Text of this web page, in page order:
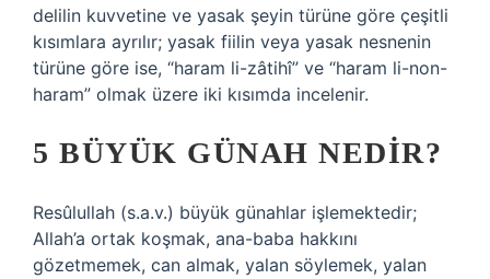
delilin kuvvetine ve yasak şeyin türüne göre çeşitli
kısımlara ayrılır; yasak fiilin veya yasak nesnenin
türüne göre ise, “haram li-zâtihî” ve “haram li-non-
haram” olmak üzere iki kısımda incelenir.
5 BÜYÜK GÜNAH NEDIR?
Resûlullah (s.a.v.) büyük günahlar işlemektedir;
Allah’a ortak koşmak, ana-baba hakkını
gözetmemek, can almak, yalan söylemek, yalan